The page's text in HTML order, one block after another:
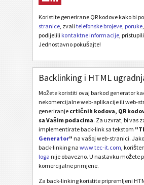
Koristite generirane QR kodove kako bi
stranice , zvali telefonske brojeve poruke
podijelili kontaktne informacije , pristupili
Jednostavno pokušajte!
Backlinking i HTML
Možete koristiti ovaj barkod generator
nekomercijalne web-aplikacije ili web-
generiranje crtičnih kodova, QR
sa Vašim podacima. Za uzvrat, bi vas
implementirate back-link sa tekstom
Generator" na vašoj web-stranici.
back-linking na www.tec-it.com ,
loga nije obavezno. U nastavku možete
komercijalne primjene.
Za back-linking koristite pripremljeni